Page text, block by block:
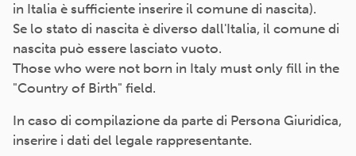
in Italia è sufficiente inserire il comune di nascita).
Se lo stato di nascita è diverso dall'Italia, il comune di
nascita può essere lasciato vuoto.
Those who were not born in Italy must only fill in the
"Country of Birth" field.
In caso di compilazione da parte di Persona Giuridica,
inserire i dati del legale rappresentante.